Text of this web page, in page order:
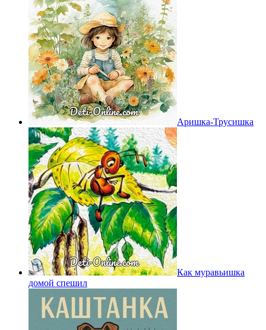
Аришка-Трусишка
Как муравьишка
домой спешил